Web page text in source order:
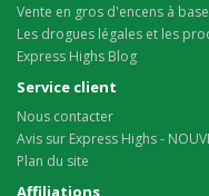
Vente en gros d'encens à
Les drogues légales et les
Express Highs Blog
Service client
Nous contacter
Avis sur Express Highs -
Plan du site
Affiliations